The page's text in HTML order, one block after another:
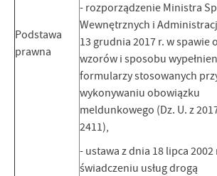
Podstawa
prawna
- rozporządzenie Ministra
Wewnętrznych i
13 grudnia 2017 r. w spawie
wzorów i sposobu
formularzy stosowanych
wykonywaniu obowiązku
meldunkowego (Dz. U. z
2411),
- ustawa z dnia 18 lipca 2002
świadczeniu usług drogą